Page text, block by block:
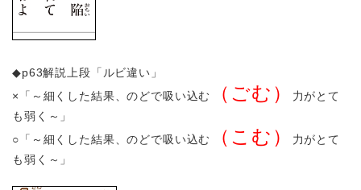
◆p63解説上段「ルビ違い」
×「～細くした結果、のどで吸い込む
（ごむ）
力がとて
も弱く～」
○「～細くした結果、のどで吸い込む
（こむ）
力がとて
も弱く～」